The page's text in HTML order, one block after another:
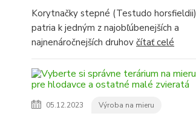
Korytnačky stepné (Testudo horsfieldii)
patria k jedným z najobľúbenejších a
najnenáročnejších druhov čítať celé
05.12.2023 Výroba na mieru